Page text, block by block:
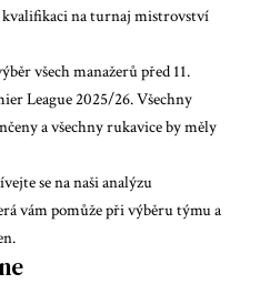
na turnaj mistrovství
všech manažerů před 11.
League 2025/26. Všechny
a všechny rukavice by měly
se na naši analýzu
vám pomůže při výběru týmu a